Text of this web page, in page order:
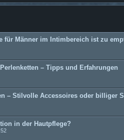
für Männer im Intimbereich ist zu
– Tipps und Erfahrungen
– Stilvolle Accessoires oder billiger
in der Hautpflege?